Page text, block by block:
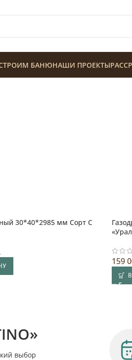
БАНЮНАШИ ПРОЕКТЫ
30*40*2985 мм Сорт С
159
выбор